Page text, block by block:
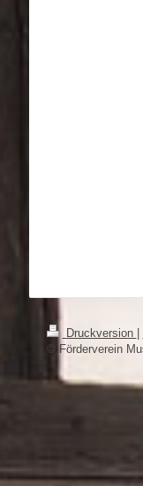
Druckversion
© Förderverein